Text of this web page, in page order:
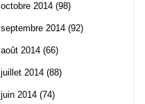
octobre 2014 (98)
septembre 2014 (92)
août 2014 (66)
juillet 2014 (88)
juin 2014 (74)